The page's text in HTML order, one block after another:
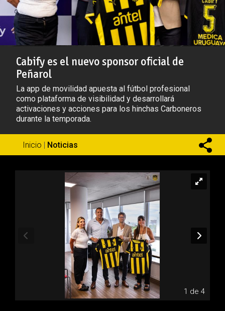
Cabify es el nuevo sponsor oficial de
Peñarol
La app de movilidad apuesta al fútbol profesional
como plataforma de visibilidad y desarrollará
activaciones y acciones para los hinchas Carboneros
durante la temporada.
Inicio | Noticias
1 de 4